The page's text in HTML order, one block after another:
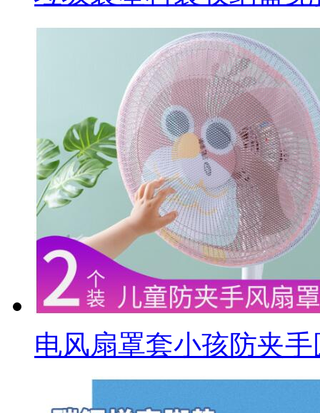
电风扇罩套小孩防夹